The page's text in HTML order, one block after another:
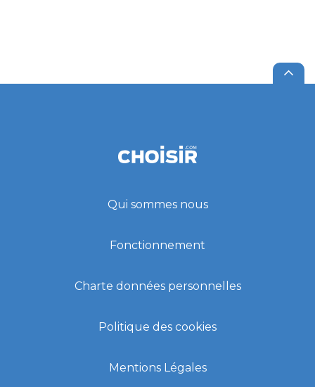
Qui sommes nous
Fonctionnement
Charte données personnelles
Politique des cookies
Mentions Légales